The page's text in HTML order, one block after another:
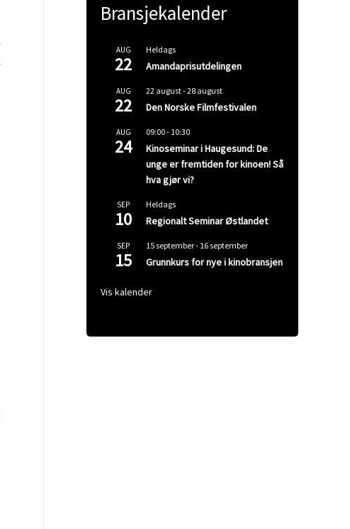
Bransjekalender
AUG
22
Heldags
Amandaprisutdelingen
AUG
22
22 august-28 august
Den Norske Filmfestivalen
AUG
24
09:00- 10:30
Kinoseminar i Haugesund: De
unge er fremtiden for kinoen! Så
hva gjør vi?
SEP
10
Heldags
Regionalt Seminar Østlandet
SEP
15
15 september- 16 september
Grunnkurs for nye i kinobransjen
Vis kalender